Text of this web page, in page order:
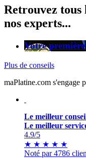
Retrouvez tous
nos experts...
Votre
Plus de conseils
maPlatine.com s'engage
Le meilleur
Le meilleur
4.9/5
★ ★ ★ ★ ★
Noté par 4786